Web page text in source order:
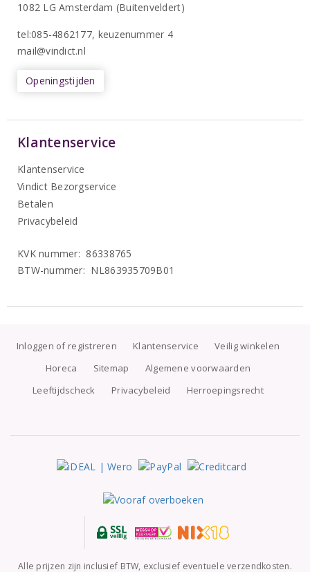
1082 LG Amsterdam (Buitenveldert)
tel:085-4862177, keuzenummer 4
mail@vindict.nl
Openingstijden
Klantenservice
Klantenservice
Vindict Bezorgservice
Betalen
Privacybeleid
KVK nummer: 86338765
BTW-nummer: NL863935709B01
Inloggen of registreren Klantenservice
Veilig winkelen
Horeca
Sitemap
Algemene voorwaarden
Leeftijdscheck
Privacybeleid Herroepingsrecht
Alle prijzen zijn inclusief BTW, exclusief eventuele verzendkosten.